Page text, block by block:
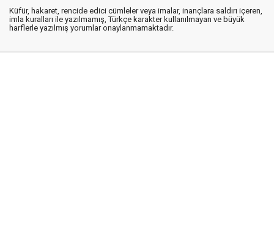
Küfür, hakaret, rencide edici cümleler veya imalar, inançlara saldırı içeren,
imla kuralları ile yazılmamış, Türkçe karakter kullanılmayan ve büyük
harflerle yazılmış yorumlar onaylanmamaktadır.